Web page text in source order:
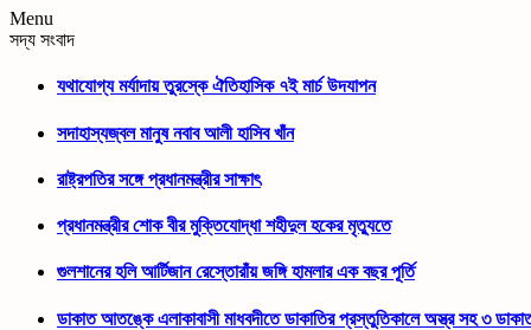
Menu
সদ্য সংবাদ
যথাযোগ্য মর্যাদায় তুরস্কে ঐতিহাসিক ৭ই মার্চ উদযাপন
সদাহাস্যজ্বল মানুষ নবাব আলী হাসিব খাঁন
রাষ্ট্রপতির সঙ্গে প্রধানমন্ত্রীর সাক্ষাৎ
প্রধানমন্ত্রীর শোক বীর মুক্তিযোদ্ধা শহীদুল হকের মৃত্যুতে
গুলশানের হলি আর্টিজান রেস্তোরাঁয় জঙ্গি হামলার এক বছর পূর্তি
ডাকাত আতঙ্কে এলাকাবাসী মাধবদীতে ডাকাতির প্রস্তুতিকালে অস্ত্র সহ ৩